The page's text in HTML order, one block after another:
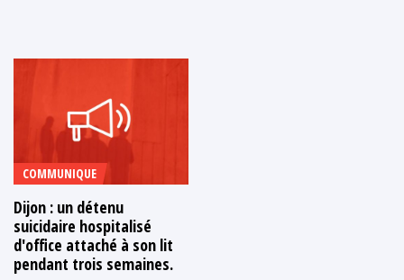
COMMUNIQUE
Dijon : un détenu
suicidaire hospitalisé
d'office attaché à son lit
pendant trois semaines.